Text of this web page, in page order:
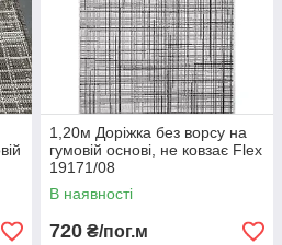
1,20м Доріжка без ворсу на
гумовій основі, не ковзає Flex
19171/08
В наявності
720 ₴/пог.м